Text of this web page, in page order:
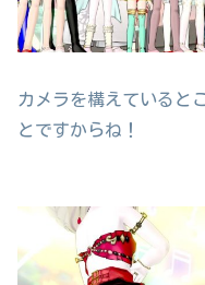
カメラを構えていると
とですからね！